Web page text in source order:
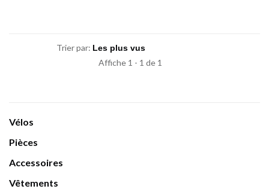
Trier par:
Affiche 1 - 1 de 1
Vélos
Pièces
Accessoires
Vêtements